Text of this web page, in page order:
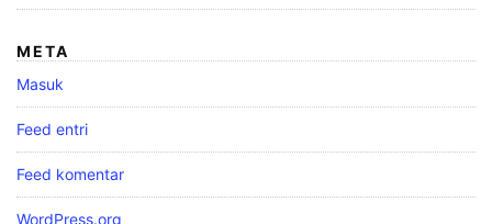
META
Masuk
Feed entri
Feed komentar
WordPress.org